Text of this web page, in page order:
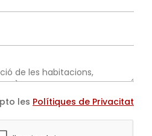
les Polítiques de Privacitat